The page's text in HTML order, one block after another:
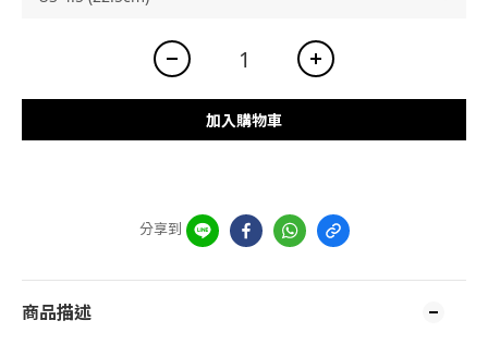
加入購物車
分享到
商品描述